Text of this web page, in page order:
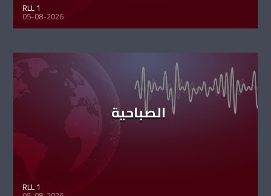
RLL 1
05-08-2026
الصباحية
RLL 1